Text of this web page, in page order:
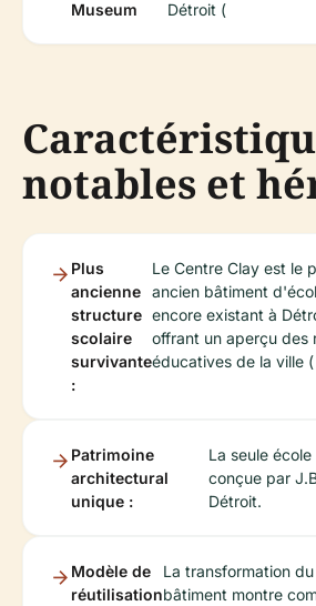
Museum
Détroit (
notables et
Plus
ancienne
structure
scolaire
survivante
:
Le Centre Clay est le
ancien bâtiment
encore existant à
offrant un aperçu des
éducatives de la ville (
Patrimoine
architectural
unique :
La seule
conçue par
Détroit.
Modèle de
réutilisation
La transformation du
bâtiment montre